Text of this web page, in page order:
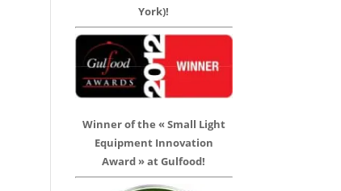
York)!
Winner of the « Small Light
Equipment Innovation
Award » at Gulfood!